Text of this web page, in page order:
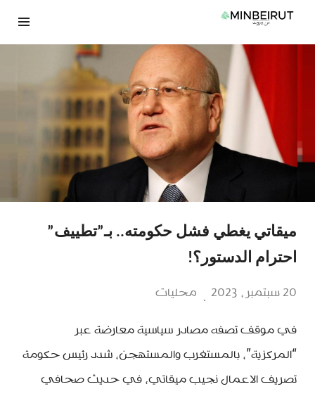
انتقل
ميقاتي يغطي فشل حكومته.. بـ”تطييف”
احترام الدستور؟!
20 سبتمبر، 2023 محليات
في موقف تصفه مصادر سياسية معارضة عبر
“المركزية”، بالمستغرب والمستهجن، شدد رئيس حكومة
تصريف الاعمال نجيب ميقاتي، في حديث صحافي